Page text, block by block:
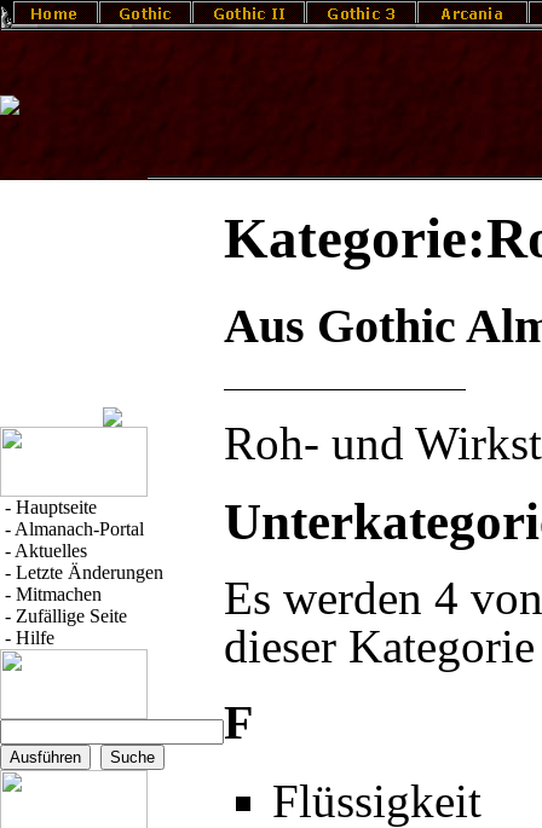
- Hauptseite
- Almanach-Portal
- Aktuelles
- Letzte Änderungen
- Mitmachen
- Zufällige Seite
- Hilfe
Aus Gothic
Roh- und
Es werden 4
dieser
F
Flüssigkeit